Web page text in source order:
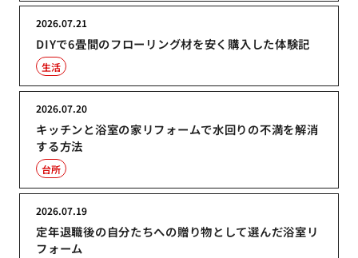
DIYで6畳間のフローリング材を安く購入した体験記
2026.07.21
生活
キッチンと浴室の家リフォームで水回りの不満を解消
する方法
2026.07.20
台所
定年退職後の自分たちへの贈り物として選んだ浴室リ
フォーム
2026.07.19